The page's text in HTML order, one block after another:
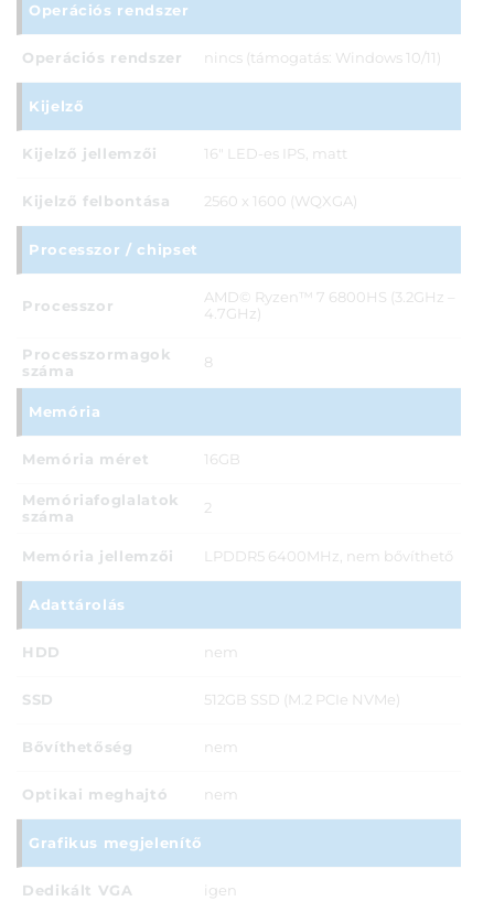
Operációs rendszer
Operációs rendszer nincs (támogatás: Windows 10/11)
Kijelző
Kijelző jellemzői 16" LED-es IPS, matt
Kijelző felbontása 2560 x 1600 (WQXGA)
Processzor / chipset
Processzor
AMD© Ryzen™ 7 6800HS (3.2GHz –
4.7GHz)
Processzormagok
száma
8
Memória
Memória méret 16GB
Memóriafoglalatok
száma
2
Memória jellemzői LPDDR5 6400MHz, nem bővíthető
Adattárolás
HDD nem
SSD 512GB SSD (M.2 PCIe NVMe)
Bővíthetőség nem
Optikai meghajtó nem
Grafikus megjelenítő
Dedikált VGA igen